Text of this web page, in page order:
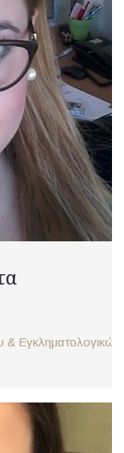
& Εγκληματολογικών